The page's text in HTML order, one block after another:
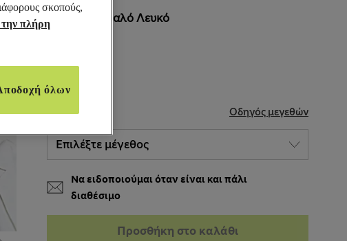
Απαλό Λευκό
ΜΈΓΕΘΟΣ Οδηγός μεγεθών
Να ειδοποιούμαι όταν είναι και πάλι
διαθέσιμο
Προσθήκη στο καλάθι
σκοπούς,
πλήρη
όλων